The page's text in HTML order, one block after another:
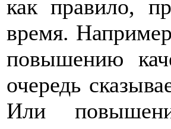
как правило,
время.
повышению
очередь
Или